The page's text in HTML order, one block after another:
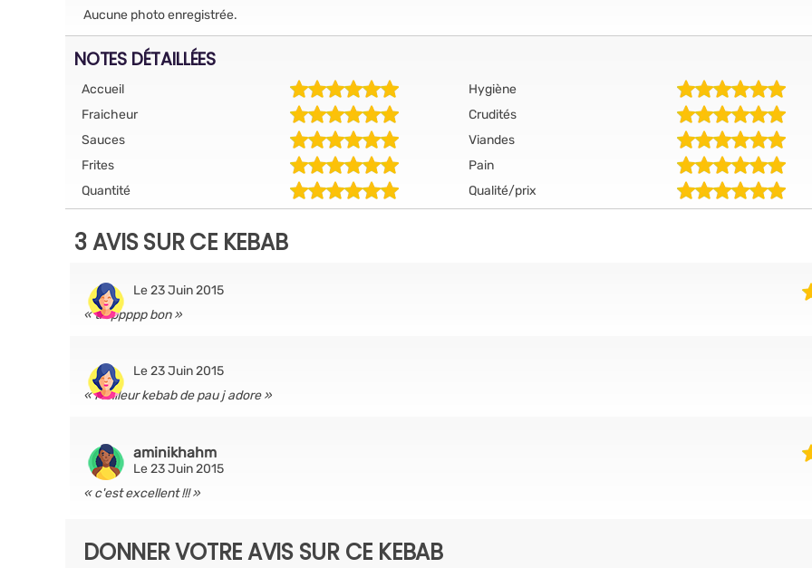
Aucune photo enregistrée.
NOTES DÉTAILLÉES
Accueil
Hygiène
Fraicheur
Crudités
Sauces
Viandes
Frites
Pain
Quantité
Qualité/prix
3 AVIS SUR CE KEBAB
Le 23 Juin 2015
troppppp bon
Le 23 Juin 2015
Meilleur kebab de pau j adore
aminikhahm
Le 23 Juin 2015
c'est excellent !!!
DONNER VOTRE AVIS SUR CE KEBAB